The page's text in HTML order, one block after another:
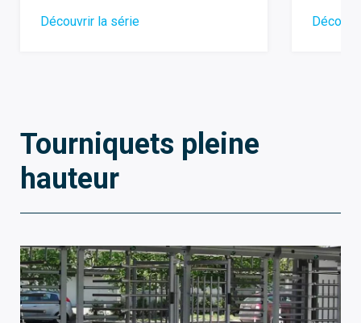
Découvrir la série
Tourniquets pleine
hauteur